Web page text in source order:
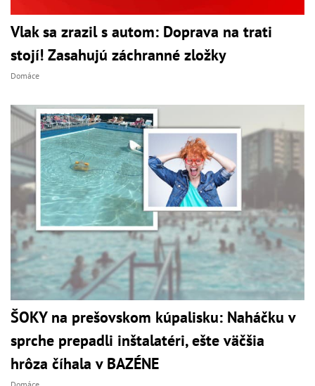
Vlak sa zrazil s autom: Doprava na trati
stojí! Zasahujú záchranné zložky
Domáce
ŠOKY na prešovskom kúpalisku: Naháčku v
sprche prepadli inštalatéri, ešte väčšia
hrôza číhala v BAZÉNE